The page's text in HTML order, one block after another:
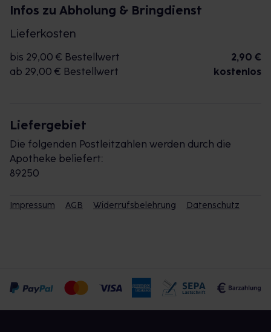
Infos zu Abholung & Bringdienst
Lieferkosten
bis 29,00 € Bestellwert
2,90 €
ab 29,00 € Bestellwert
kostenlos
Liefergebiet
Die folgenden Postleitzahlen werden durch die
Apotheke beliefert:
89250
Impressum AGB Widerrufsbelehrung Datenschutz